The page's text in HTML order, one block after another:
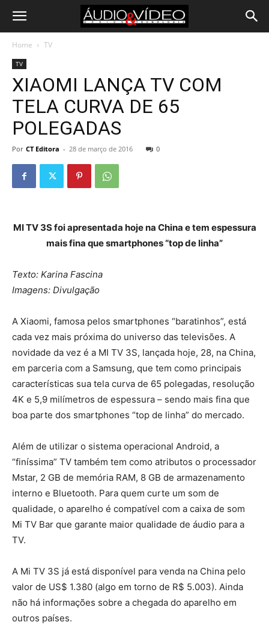
Home TV
TV
XIAOMI LANÇA TV COM
TELA CURVA DE 65
POLEGADAS
Por CT Editora - 28 de março de 2016 0
MI TV 3S foi apresentada hoje na China e tem espessura
mais fina que smartphones “top de linha”
Texto: Karina Fascina
Imagens: Divulgação
A Xiaomi, famosa pelos smartphones “baratinhos”, está
cada vez mais próxima do universo das televisões. A
novidade da vez é a MI TV 3S, lançada hoje, 28, na China,
em parceria com a Samsung, que tem como principais
características sua tela curva de 65 polegadas, resolução
4K e 5,9 milímetros de espessura – sendo mais fina que
boa parte dos smartphones “top de linha” do mercado.
Além de utilizar o sistema operacional Android, a
“finíssima” TV também tem como atributos o processador
Mstar, 2 GB de memória RAM, 8 GB de armazenamento
interno e Bluetooth. Para quem curte um som de
qualidade, o aparelho é compatível com a caixa de som
Mi TV Bar que garante maior qualidade de áudio para a
TV.
A Mi TV 3S já está disponível para venda na China pelo
valor de US$ 1.380 (algo em torno de R$ 5.003). Ainda
não há informações sobre a chegada do aparelho em
outros países.